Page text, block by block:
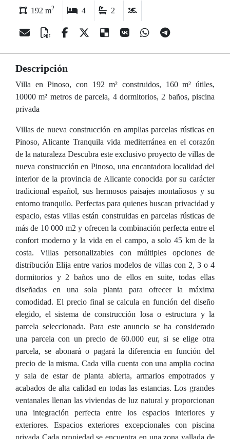
192 m2 4 2
Descripción
Villa en Pinoso, con 192 m² construidos, 160 m² útiles,
10000 m² metros de parcela, 4 dormitorios, 2 baños, piscina
privada
Villas de nueva construcción en amplias parcelas rústicas en
Pinoso, Alicante Tranquila vida mediterránea en el corazón
de la naturaleza Descubra este exclusivo proyecto de villas de
nueva construcción en Pinoso, una encantadora localidad del
interior de la provincia de Alicante conocida por su carácter
tradicional español, sus hermosos paisajes montañosos y su
entorno tranquilo. Perfectas para quienes buscan privacidad y
espacio, estas villas están construidas en parcelas rústicas de
más de 10 000 m2 y ofrecen la combinación perfecta entre el
confort moderno y la vida en el campo, a solo 45 km de la
costa. Villas personalizables con múltiples opciones de
distribución Elija entre varios modelos de villas con 2, 3 o 4
dormitorios y 2 baños uno de ellos en suite, todas ellas
diseñadas en una sola planta para ofrecer la máxima
comodidad. El precio final se calcula en función del diseño
elegido, el sistema de construcción losa o estructura y la
parcela seleccionada. Para este anuncio se ha considerado
una parcela con un precio de 60.000 eur, si se elige otra
parcela, se abonará o pagará la diferencia en función del
precio de la misma. Cada villa cuenta con una amplia cocina
y sala de estar de planta abierta, armarios empotrados y
acabados de alta calidad en todas las estancias. Los grandes
ventanales llenan las viviendas de luz natural y proporcionan
una integración perfecta entre los espacios interiores y
exteriores. Espacios exteriores excepcionales con piscina
privada Cada propiedad se encuentra en una zona vallada de